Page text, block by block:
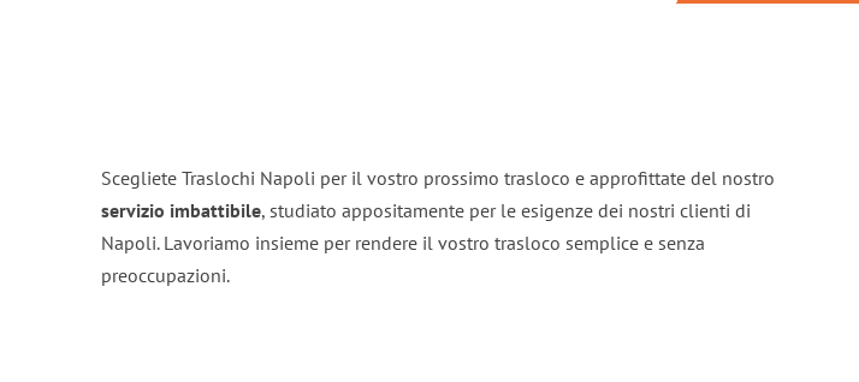
Scegliete Traslochi Napoli per il vostro prossimo trasloco e approfittate del nostro
servizio imbattibile, studiato appositamente per le esigenze dei nostri clienti di
Napoli. Lavoriamo insieme per rendere il vostro trasloco semplice e senza
preoccupazioni.